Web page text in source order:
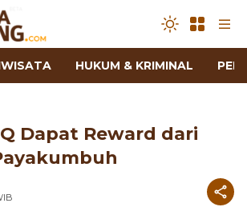
HUKUM & KRIMINAL
Dapat Reward dari